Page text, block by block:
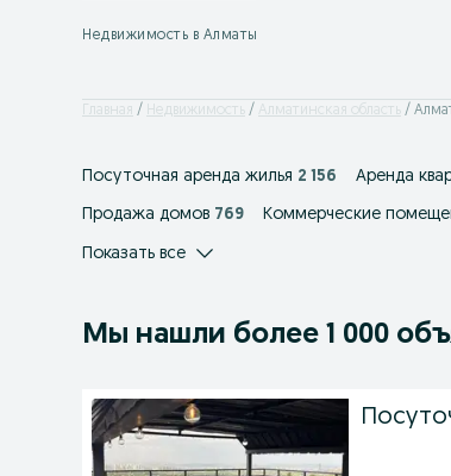
Недвижимость в Алматы
Главная Недвижимость Алматинская область
Посуточная аренда жилья 2 156 Аренда
Продажа домов 769 Коммерческие
Показать все
Мы нашли более 1 000